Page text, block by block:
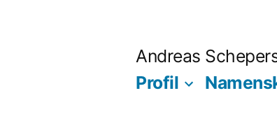
Andreas
Profil